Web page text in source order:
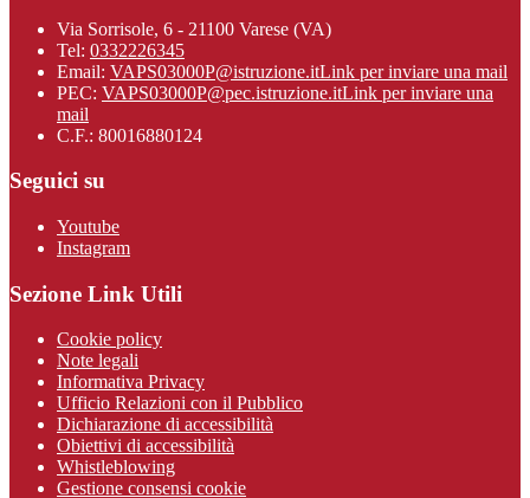
Via Sorrisole, 6 - 21100 Varese (VA)
Tel: 0332226345
Email: VAPS03000P@istruzione.itLink per inviare una mail
PEC: VAPS03000P@pec.istruzione.itLink per inviare una
mail
C.F.: 80016880124
Seguici su
Youtube
Instagram
Sezione Link Utili
Cookie policy
Note legali
Informativa Privacy
Ufficio Relazioni con il Pubblico
Dichiarazione di accessibilità
Obiettivi di accessibilità
Whistleblowing
Gestione consensi cookie